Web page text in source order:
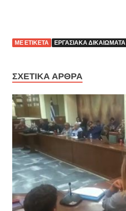
ΜΕ ΕΤΙΚΈΤΑ ΕΡΓΑΣΙΑΚΆ ΔΙΚΑΙΏΜΑΤΑ
ΣΧΕΤΙΚΆ ΆΡΘΡΑ